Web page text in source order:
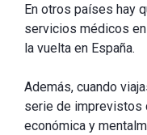
En otros países hay
servicios médicos
la vuelta en España.
Además, cuando
serie de imprevistos
económica y